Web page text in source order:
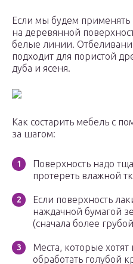
Если мы будем
на деревянной
белые линии.
подходит для пористой
дуба и ясеня.
Как состарить мебель с
за шагом:
Поверхность надо
протереть влажной
Если поверхность
наждачной бумагой
(сначала более
Места, которые хотят
обработать голубой